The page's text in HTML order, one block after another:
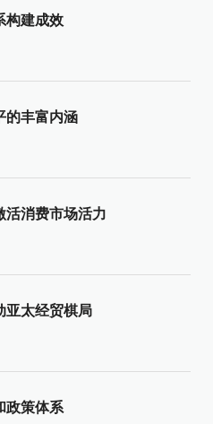
构建成效
的丰富内涵
活消费市场活力
亚太经贸棋局
政策体系